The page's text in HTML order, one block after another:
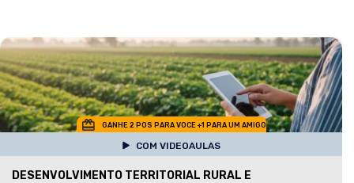
GANHE 2 POS PARA VOCE +1 PARA UM AMIGO
COM VIDEOAULAS
DESENVOLVIMENTO TERRITORIAL RURAL E